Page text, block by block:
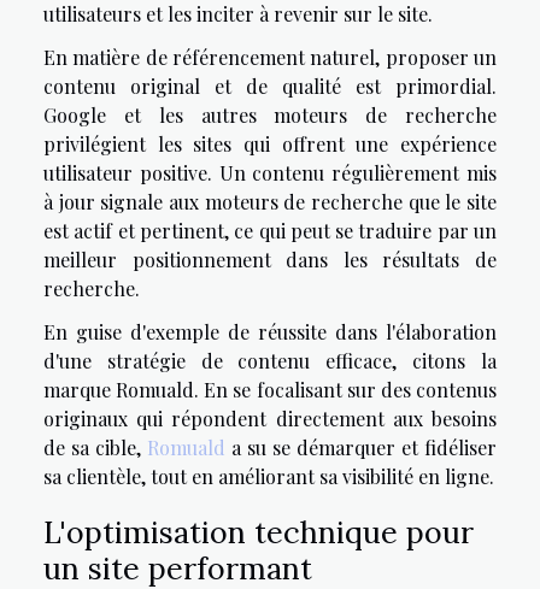
utilisateurs et les inciter à revenir sur le site.
En matière de référencement naturel, proposer un
contenu original et de qualité est primordial.
Google et les autres moteurs de recherche
privilégient les sites qui offrent une expérience
utilisateur positive. Un contenu régulièrement mis
à jour signale aux moteurs de recherche que le site
est actif et pertinent, ce qui peut se traduire par un
meilleur positionnement dans les résultats de
recherche.
En guise d'exemple de réussite dans l'élaboration
d'une stratégie de contenu efficace, citons la
marque Romuald. En se focalisant sur des contenus
originaux qui répondent directement aux besoins
de sa cible, Romuald a su se démarquer et fidéliser
sa clientèle, tout en améliorant sa visibilité en ligne.
L'optimisation technique pour
un site performant